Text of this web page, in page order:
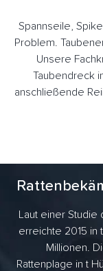
Spannseile,
Problem.
Unsere
Taubendreck
anschließende
Laut einer Studie
erreichte 2015 in
Millionen.
Rattenplage in t